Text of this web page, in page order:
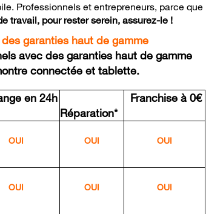
Professionnels et entrepreneurs, parce que
travail, pour rester serein, assurez-le !
garanties haut de gamme
avec des garanties haut de gamme
connectée et tablette.
en 24h
Réparation*
Franchise à 0€
OUI OUI OUI
OUI OUI OUI